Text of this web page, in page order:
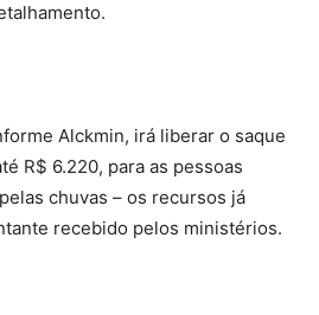
Alckmin, irá liberar o saque
R$ 6.220, para as pessoas
chuvas – os recursos já
recebido pelos ministérios.